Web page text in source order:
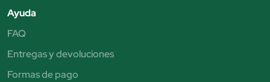
Ayuda
FAQ
Entregas y devoluciones
Formas de pago